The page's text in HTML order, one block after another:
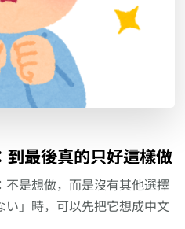
到最後真的只好這樣做
不是想做，而是沒有其他選擇
い」時，可以先把它想成中文